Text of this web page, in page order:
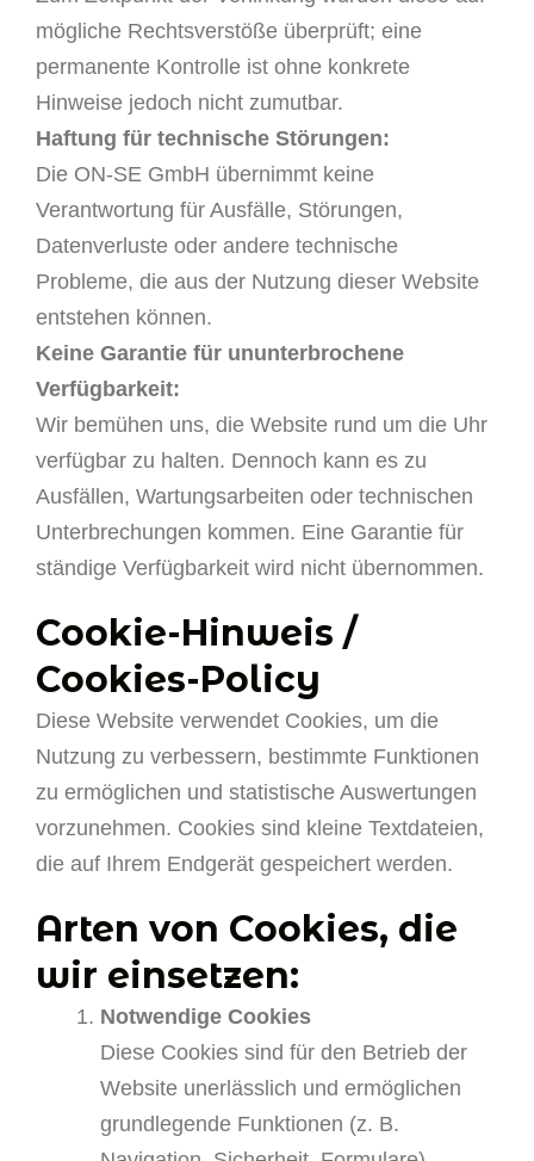
mögliche Rechtsverstöße überprüft; eine
permanente Kontrolle ist ohne konkrete
Hinweise jedoch nicht zumutbar.
Haftung für technische Störungen:
Die ON-SE GmbH übernimmt keine
Verantwortung für Ausfälle, Störungen,
Datenverluste oder andere technische
Probleme, die aus der Nutzung dieser Website
entstehen können.
Keine Garantie für ununterbrochene
Verfügbarkeit:
Wir bemühen uns, die Website rund um die Uhr
verfügbar zu halten. Dennoch kann es zu
Ausfällen, Wartungsarbeiten oder technischen
Unterbrechungen kommen. Eine Garantie für
ständige Verfügbarkeit wird nicht übernommen.
Cookie-Hinweis /
Cookies-Policy
Diese Website verwendet Cookies, um die
Nutzung zu verbessern, bestimmte Funktionen
zu ermöglichen und statistische Auswertungen
vorzunehmen. Cookies sind kleine Textdateien,
die auf Ihrem Endgerät gespeichert werden.
Arten von Cookies, die
wir einsetzen:
Notwendige Cookies
Diese Cookies sind für den Betrieb der
Website unerlässlich und ermöglichen
grundlegende Funktionen (z. B.